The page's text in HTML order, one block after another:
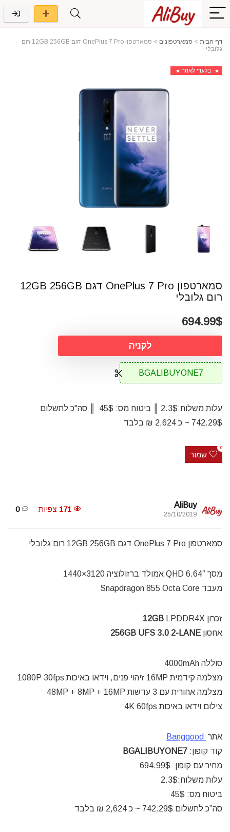
דף הבית > סמארטפונים >
סמארטפון OnePlus 7 Pro דגם 12GB 256GB רום
גלובלי
בלעדי לאתר
סמארטפון OnePlus 7 Pro דגם 12GB 256GB
רום גלובלי
694.99$
לקניה
BGALIBUYONE7
עלות משלוח:2.3$ ║ ביטוח מס: 45$ ║ סה"כ לתשלום
742.29$ ~ כ 2,624 ₪ בלבד
שמור
0
AliBuy
25/10/2019
171 צפיות 0
סמארטפון OnePlus 7 Pro דגם 12GB 256GB רום גלובלי
מסך 6.64″ QHD אמולד ברזולוציה 3120×1440
מעבד Snapdragon 855 Octa Core
זכרון 12GB LPDDR4X
אחסון 256GB UFS 3.0 2-LANE
סוללה 4000mAh
מצלמה קידמית 16MP זיהוי פנים, וידאו באיכות 1080P 30fps
מצלמה אחורית עם 3 עדשות 48MP + 8MP + 16MP
צילום וידאו באיכות 4K 60fps
אתר
קוד קופון: BGALIBUYONE7
מחיר עם קופון: 694.99$
עלות משלוח:2.3$
ביטוח מס: 45$
סה”כ לתשלום 742.29$ ~ כ 2,624 ₪ בלבד